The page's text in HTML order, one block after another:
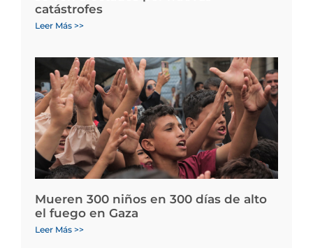
catástrofes
Leer Más >>
Mueren 300 niños en 300 días de alto
el fuego en Gaza
Leer Más >>